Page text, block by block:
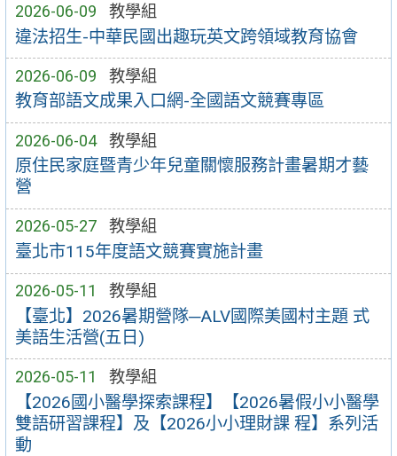
2026-06-09 教學組
違法招生-中華民國出趣玩英文跨領域教育協會
2026-06-09 教學組
教育部語文成果入口網-全國語文競賽專區
2026-06-04 教學組
原住民家庭暨青少年兒童關懷服務計畫暑期才藝
營
2026-05-27 教學組
臺北市115年度語文競賽實施計畫
2026-05-11 教學組
【臺北】2026暑期營隊─ALV國際美國村主題 式
美語生活營(五日)
2026-05-11 教學組
【2026國小醫學探索課程】【2026暑假小小醫學
雙語研習課程】及【2026小小理財課 程】系列活
動